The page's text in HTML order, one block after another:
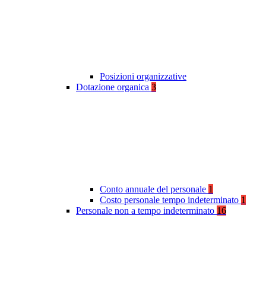
Posizioni organizzative
Dotazione organica 3
Conto annuale del personale 1
Costo personale tempo indeterminato 1
Personale non a tempo indeterminato 16